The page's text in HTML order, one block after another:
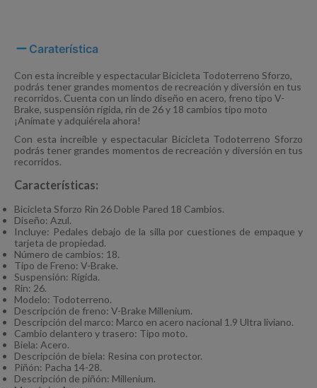
Caraterística
Con esta increíble y espectacular Bicicleta Todoterreno Sforzo,
podrás tener grandes momentos de recreación y diversión en tus
recorridos. Cuenta con un lindo diseño en acero, freno tipo V-
Brake, suspensión rígida, rin de 26 y 18 cambios tipo moto
¡Anímate y adquiérela ahora!
Con esta increíble y espectacular Bicicleta Todoterreno Sforzo
podrás tener grandes momentos de recreación y diversión en tus
recorridos.
Características:
Bicicleta Sforzo Rin 26 Doble Pared 18 Cambios.
Diseño: Azul.
Incluye: Pedales debajo de la silla por cuestiones de empaque y
tarjeta de propiedad.
Número de cambios: 18.
Tipo de Freno: V-Brake.
Suspensión: Rígida.
Rin: 26.
Modelo: Todoterreno.
Descripción de freno: V-Brake Millenium.
Descripción del marco: Marco en acero nacional 1.9 Ultra liviano.
Cambio delantero y trasero: Tipo moto.
Biela: Acero.
Descripción de biela: Resina con protector.
Piñón: Pacha 14-28.
Descripción de piñón: Millenium.